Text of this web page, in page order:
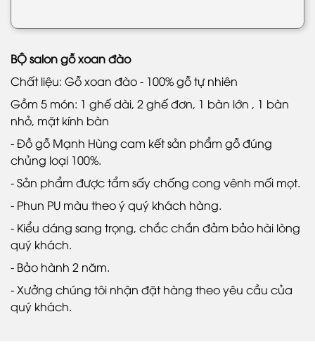
BỘ salon gỗ xoan đào
Chất liệu: Gỗ xoan đào - 100% gỗ tự nhiên
Gồm 5 món: 1 ghế dài, 2 ghế đơn, 1 bàn lớn , 1 bàn
nhỏ, mặt kính bàn
- Đồ gỗ Mạnh Hùng cam kết sản phẩm gỗ đúng
chủng loại 100%.
- Sản phẩm được tẩm sấy chống cong vênh mối mọt.
- Phun PU màu theo ý quý khách hàng.
- Kiểu dáng sang trọng, chắc chắn đảm bảo hài lòng
quý khách.
- Bảo hành 2 năm.
- Xưởng chúng tôi nhận đặt hàng theo yêu cầu của
quý khách.